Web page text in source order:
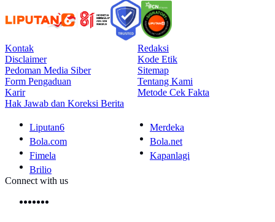
Kontak
Redaksi
Disclaimer
Kode Etik
Pedoman Media Siber
Sitemap
Form Pengaduan
Tentang Kami
Karir
Metode Cek Fakta
Hak Jawab dan Koreksi Berita
Liputan6
Merdeka
Bola.com
Bola.net
Fimela
Kapanlagi
Brilio
Connect with us